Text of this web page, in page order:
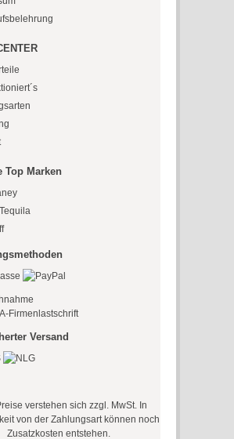
Top Marken
Versand
verstehen sich zzgl. MwSt. In
von der Zahlungsart können noch
Zusatzkosten entstehen.